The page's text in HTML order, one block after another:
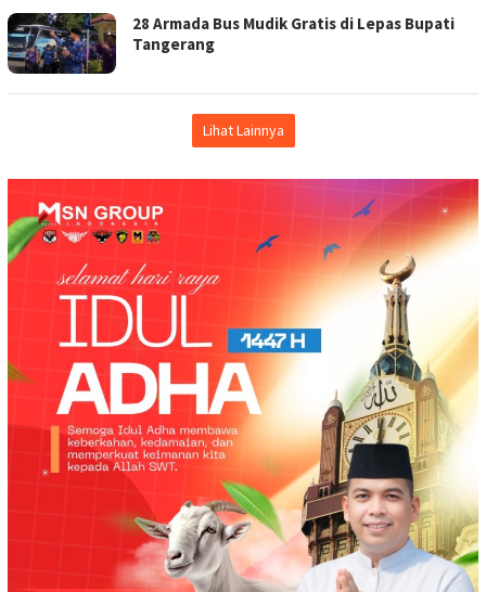
28 Armada Bus Mudik Gratis di Lepas Bupati
Tangerang
Lihat Lainnya